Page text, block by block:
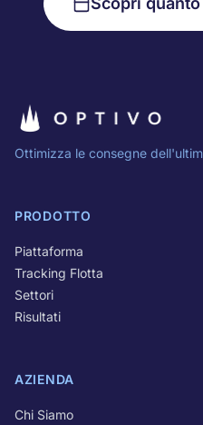
Ottimizza le consegne
PRODOTTO
Piattaforma
Tracking Flotta
Settori
Risultati
AZIENDA
Chi Siamo